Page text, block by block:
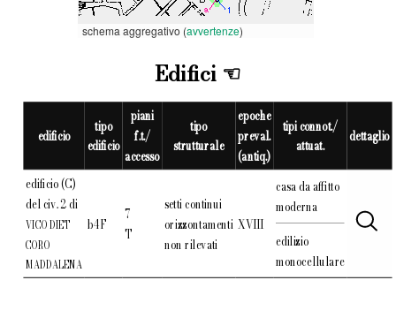
schema aggregativo (avvertenze)
Edifici
edificio
tipo
edificio
piani
f.t./
accesso
tipo
strutturale
epoche
preval.
(antiq.)
tipi connot./
attuat.
dettaglio
edificio (C)
del civ. 2 di
VICO DIET
CORO
MADDALENA
b4F
7
T
setti continui
orizzontamenti
non rilevati
XVIII
casa da affitto
moderna
edilizio
monocellulare